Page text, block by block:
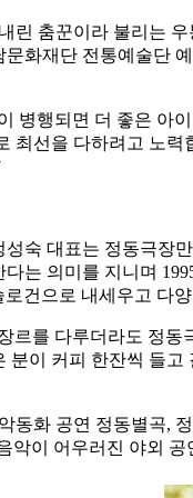
린 춤꾼이라 불리는
화재단 전통예술단
병행되면 더 좋은 아
최선을 다하려고 노
성숙 대표는 정동극
는 의미를 지니며
건으로 내세우고 다
르를 다루더라도 정
분이 커피 한잔씩 들
동화 공연 정동별곡,
악이 어우러진 야외